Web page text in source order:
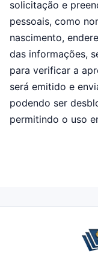
solicitação e
pessoais, como
nascimento,
das informações,
para verificar a
será emitido e
podendo ser
permitindo o uso